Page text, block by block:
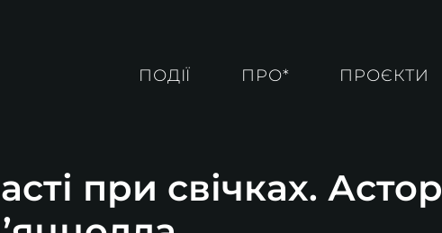
ПОДІЇ ПРО* ПРОЄКТИ
при свічках. Астор